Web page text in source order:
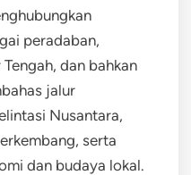
peradaban,
dan bahkan
jalur
Nusantara,
serta
dan budaya lokal.